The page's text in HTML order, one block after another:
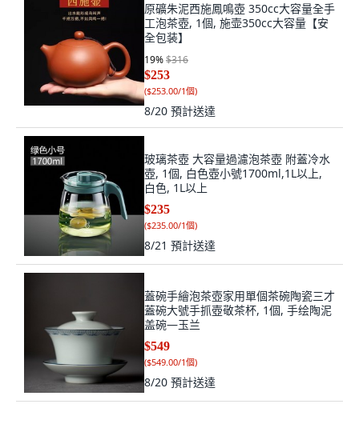
原礦朱泥西施鳳鳴壺 350cc大容量全手
工泡茶壺, 1個, 施壶350cc大容量【安
全包装】
19%$316
$253
($253.00/1個)
8/20 預計送達
玻璃茶壺 大容量過濾泡茶壺 附蓋冷水
壺, 1個, 白色壺小號1700ml,1L以上,
白色, 1L以上
$235
($235.00/1個)
8/21 預計送達
蓋碗手繪泡茶壺家用單個茶碗陶瓷三才
蓋碗大號手抓壺敬茶杯, 1個, 手绘陶泥
盖碗—玉兰
$549
($549.00/1個)
8/20 預計送達